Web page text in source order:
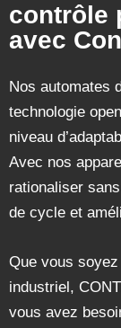
contrôle
avec
Nos automates
technologie
niveau
Avec nos
rationaliser
de cycle et
Que vous
industriel,
vous avez